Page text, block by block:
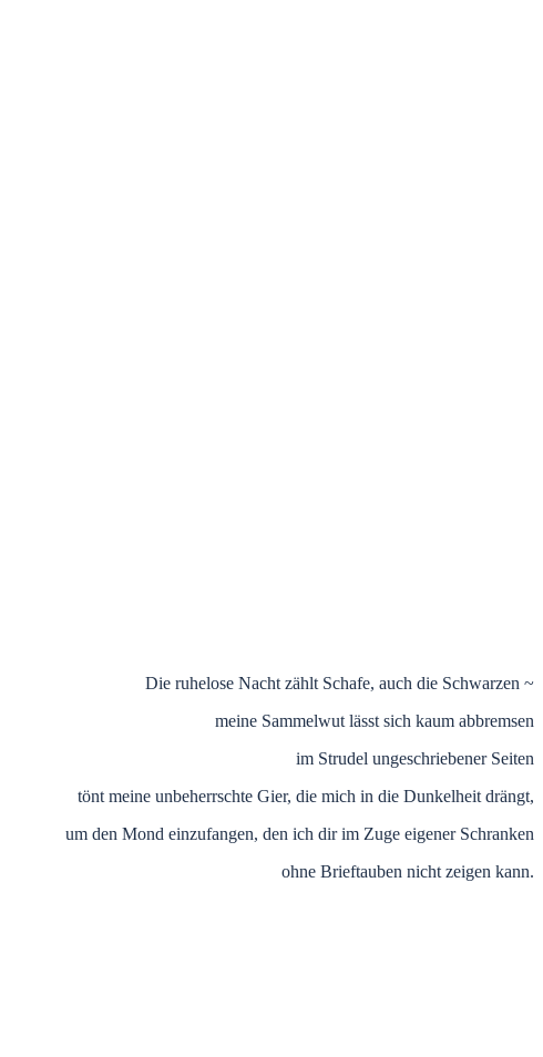
Die ruhelose Nacht zählt Schafe, auch die Schwarzen ~
meine Sammelwut lässt sich kaum abbremsen
im Strudel ungeschriebener Seiten
tönt meine unbeherrschte Gier, die mich in die Dunkelheit drängt,
um den Mond einzufangen, den ich dir im Zuge eigener Schranken
ohne Brieftauben nicht zeigen kann.